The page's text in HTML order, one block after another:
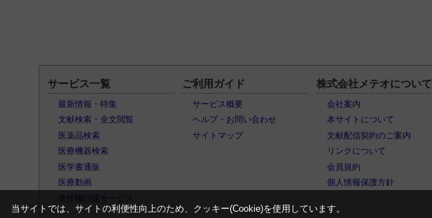
サービス一覧
最新情報・特集
文献検索・全文閲覧
医薬品検索
医療機器検索
医学書通販
医療動画
著作権許諾サービス
ご利用ガイド
サービス概要
ヘルプ・お問い合わせ
サイトマップ
株式会社メテオについて
会社案内
本サイトについて
文献配信契約のご案内
リンクについて
会員規約
個人情報保護方針
当サイトでは、サイトの利便性向上のため、クッキー(Cookie)を使用しています。